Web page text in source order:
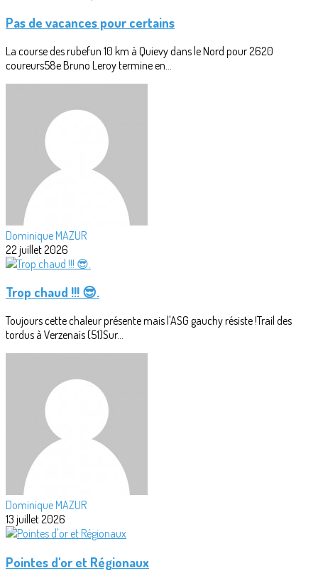
Pas de vacances pour certains
La course des rubefun 10 km à Quievy dans le Nord pour 2620
coureurs58e Bruno Leroy termine en...
Dominique MAZUR
22 juillet 2026
Trop chaud !!! 😎.
Toujours cette chaleur présente mais l'ASG gauchy résiste !Trail des
tordus à Verzenais (51)Sur...
Dominique MAZUR
13 juillet 2026
Pointes d'or et Régionaux